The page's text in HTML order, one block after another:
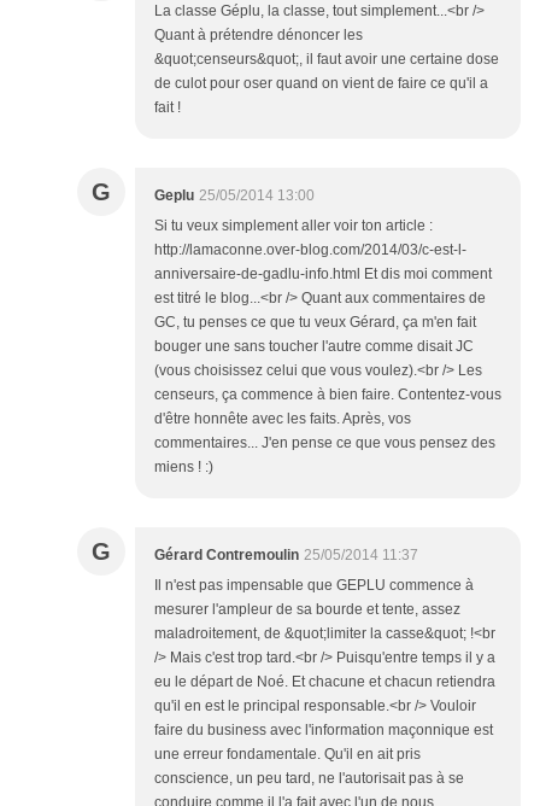
La classe Géplu, la classe, tout simplement...<br />
Quant à prétendre dénoncer les
&quot;censeurs&quot;, il faut avoir une certaine dose
de culot pour oser quand on vient de faire ce qu'il a
fait !
G Geplu 25/05/2014 13:00
Si tu veux simplement aller voir ton article :
http://lamaconne.over-blog.com/2014/03/c-est-l-
anniversaire-de-gadlu-info.html Et dis moi comment
est titré le blog...<br /> Quant aux commentaires de
GC, tu penses ce que tu veux Gérard, ça m'en fait
bouger une sans toucher l'autre comme disait JC
(vous choisissez celui que vous voulez).<br /> Les
censeurs, ça commence à bien faire. Contentez-vous
d'être honnête avec les faits. Après, vos
commentaires... J'en pense ce que vous pensez des
miens ! :)
G Gérard Contremoulin 25/05/2014 11:37
Il n'est pas impensable que GEPLU commence à
mesurer l'ampleur de sa bourde et tente, assez
maladroitement, de &quot;limiter la casse&quot; !<br
/> Mais c'est trop tard.<br /> Puisqu'entre temps il y a
eu le départ de Noé. Et chacune et chacun retiendra
qu'il en est le principal responsable.<br /> Vouloir
faire du business avec l'information maçonnique est
une erreur fondamentale. Qu'il en ait pris
conscience, un peu tard, ne l'autorisait pas à se
conduire comme il l'a fait avec l'un de nous.